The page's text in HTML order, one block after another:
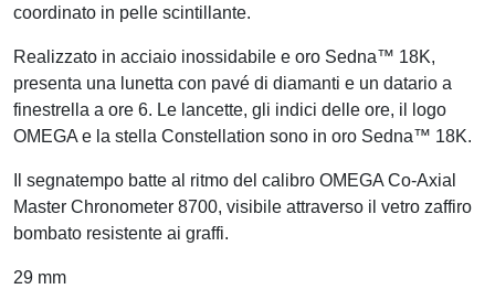
coordinato in pelle scintillante.
Realizzato in acciaio inossidabile e oro Sedna™ 18K,
presenta una lunetta con pavé di diamanti e un datario a
finestrella a ore 6. Le lancette, gli indici delle ore, il logo
OMEGA e la stella Constellation sono in oro Sedna™ 18K.
Il segnatempo batte al ritmo del calibro OMEGA Co-Axial
Master Chronometer 8700, visibile attraverso il vetro zaffiro
bombato resistente ai graffi.
29 mm